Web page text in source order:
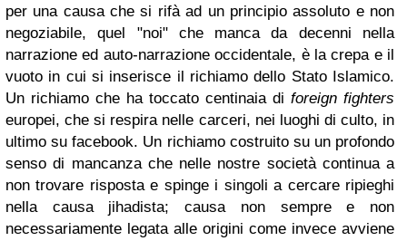
per una causa che si rifà ad un principio assoluto e non
negoziabile, quel "noi" che manca da decenni nella
narrazione ed auto-narrazione occidentale, è la crepa e il
vuoto in cui si inserisce il richiamo dello Stato Islamico.
Un richiamo che ha toccato centinaia di foreign fighters
europei, che si respira nelle carceri, nei luoghi di culto, in
ultimo su facebook. Un richiamo costruito su un profondo
senso di mancanza che nelle nostre società continua a
non trovare risposta e spinge i singoli a cercare ripieghi
nella causa jihadista; causa non sempre e non
necessariamente legata alle origini come invece avviene